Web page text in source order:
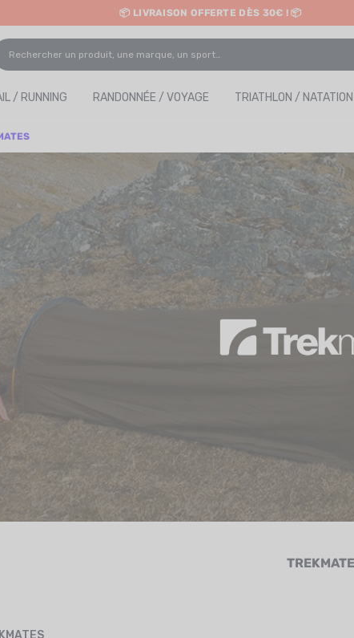
📦 LIVRAISON OFFERTE DÈS 30€ ! 📦
✨ RETRAIT EN MAGASIN GRATUIT
/ RUNNING RANDONNÉE / VOYAGE TRIATHLON / NATATION